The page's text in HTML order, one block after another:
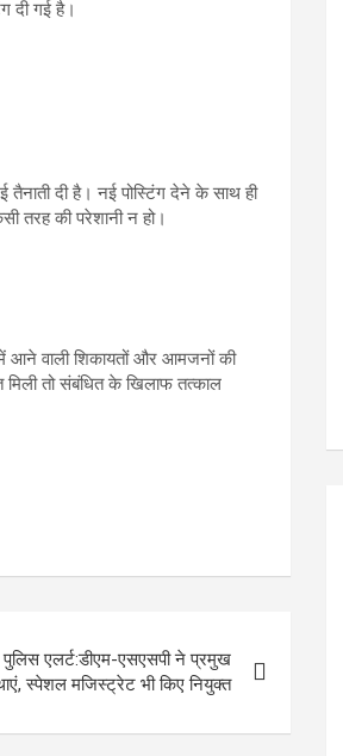
दी गई है।
दी है। नई पोस्टिंग देने के साथ ही
तरह की परेशानी न हो।
में आने वाली शिकायतों और आमजनों की
मिली तो संबंधित के खिलाफ तत्काल
एलर्ट:डीएम-एसएसपी ने प्रमुख
स्पेशल मजिस्ट्रेट भी किए नियुक्त